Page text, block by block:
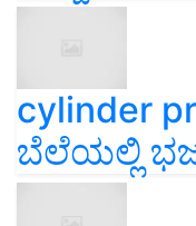
cylinder
ಬೆಲೆಯಲ್ಲಿ